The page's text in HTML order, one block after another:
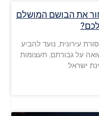
את הבושם המושלם
עירונית, נועד להביע
על גבורתם, תעצומות
ישראל